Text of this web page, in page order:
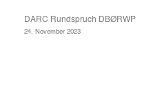
DARC Rundspruch DBØRWP
24. November 2023